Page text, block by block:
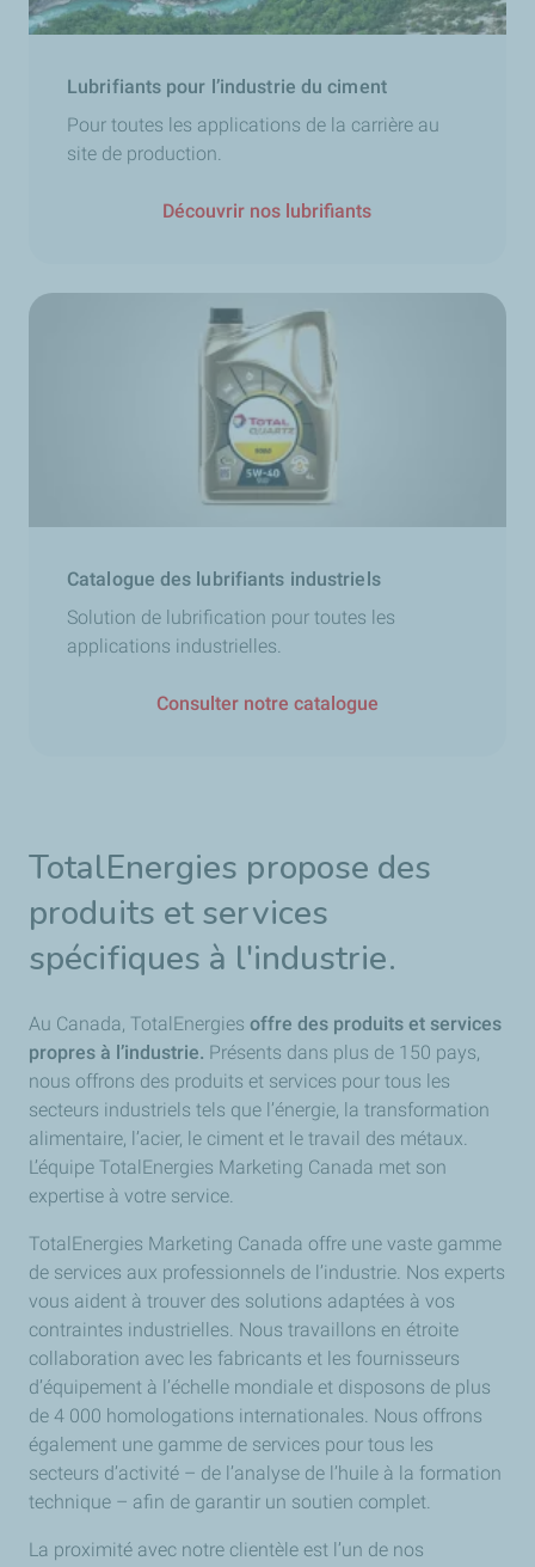
Lubrifiants pour l’industrie du ciment
Pour toutes les applications de la carrière au
site de production.
Découvrir nos lubrifiants
Catalogue des lubrifiants industriels
Solution de lubrification pour toutes les
applications industrielles.
Consulter notre catalogue
TotalEnergies propose des
produits et services
spécifiques à l'industrie.
Au Canada, TotalEnergies offre des produits et services
propres à l’industrie. Présents dans plus de 150 pays,
nous offrons des produits et services pour tous les
secteurs industriels tels que l’énergie, la transformation
alimentaire, l’acier, le ciment et le travail des métaux.
L’équipe TotalEnergies Marketing Canada met son
expertise à votre service.
TotalEnergies Marketing Canada offre une vaste gamme
de services aux professionnels de l’industrie. Nos experts
vous aident à trouver des solutions adaptées à vos
contraintes industrielles. Nous travaillons en étroite
collaboration avec les fabricants et les fournisseurs
d’équipement à l’échelle mondiale et disposons de plus
de 4 000 homologations internationales. Nous offrons
également une gamme de services pour tous les
secteurs d’activité – de l’analyse de l’huile à la formation
technique – afin de garantir un soutien complet.
La proximité avec notre clientèle est l’un de nos